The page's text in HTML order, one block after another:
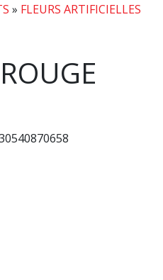
» FLEURS ARTIFICIELLES